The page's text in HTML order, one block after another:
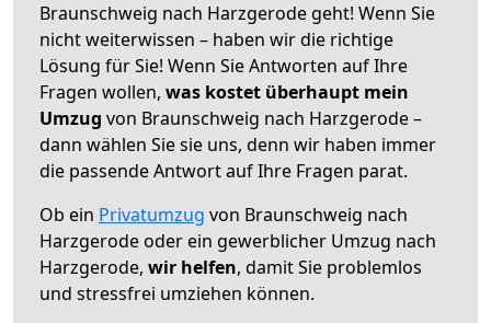
Braunschweig nach Harzgerode geht! Wenn Sie
nicht weiterwissen – haben wir die richtige
Lösung für Sie! Wenn Sie Antworten auf Ihre
Fragen wollen, was kostet überhaupt mein
Umzug von Braunschweig nach Harzgerode –
dann wählen Sie sie uns, denn wir haben immer
die passende Antwort auf Ihre Fragen parat.
Ob ein Privatumzug von Braunschweig nach
Harzgerode oder ein gewerblicher Umzug nach
Harzgerode, wir helfen, damit Sie problemlos
und stressfrei umziehen können.